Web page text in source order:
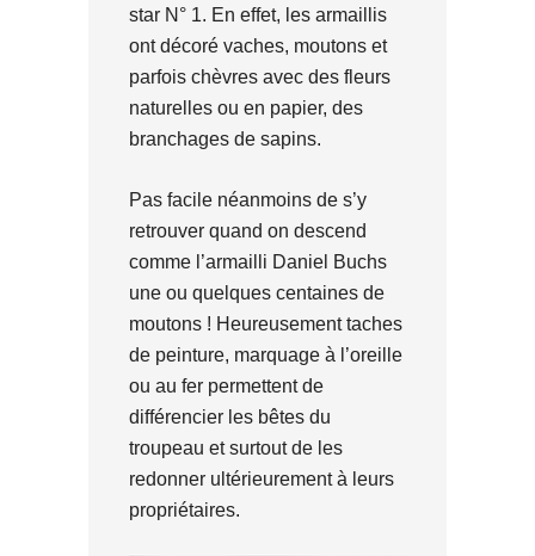
star N° 1. En effet, les armaillis
ont décoré vaches, moutons et
parfois chèvres avec des fleurs
naturelles ou en papier, des
branchages de sapins.
Pas facile néanmoins de s’y
retrouver quand on descend
comme l’armailli Daniel Buchs
une ou quelques centaines de
moutons ! Heureusement taches
de peinture, marquage à l’oreille
ou au fer permettent de
différencier les bêtes du
troupeau et surtout de les
redonner ultérieurement à leurs
propriétaires.